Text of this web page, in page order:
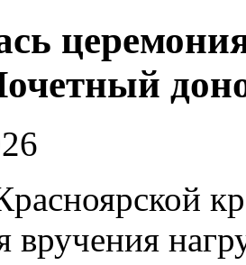
вручения